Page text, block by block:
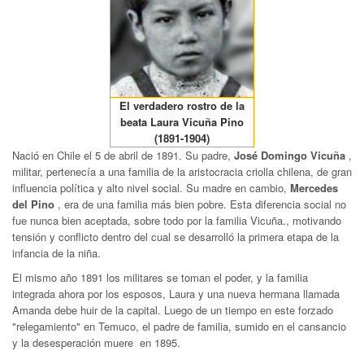
El verdadero rostro de la
beata Laura Vicuña Pino
(1891-1904)
Nació en Chile el 5 de abril de 1891. Su padre, José Domingo Vicuña ,
militar, pertenecía a una familia de la aristocracia criolla chilena, de gran
influencia política y alto nivel social. Su madre en cambio, Mercedes
del Pino , era de una familia más bien pobre. Esta diferencia social no
fue nunca bien aceptada, sobre todo por la familia Vicuña., motivando
tensión y conflicto dentro del cual se desarrolló la primera etapa de la
infancia de la niña.
El mismo año 1891 los militares se toman el poder, y la familia
integrada ahora por los esposos, Laura y una nueva hermana llamada
Amanda debe huir de la capital. Luego de un tiempo en este forzado
"relegamiento" en Temuco, el padre de familia, sumido en el cansancio
y la desesperación muere en 1895.